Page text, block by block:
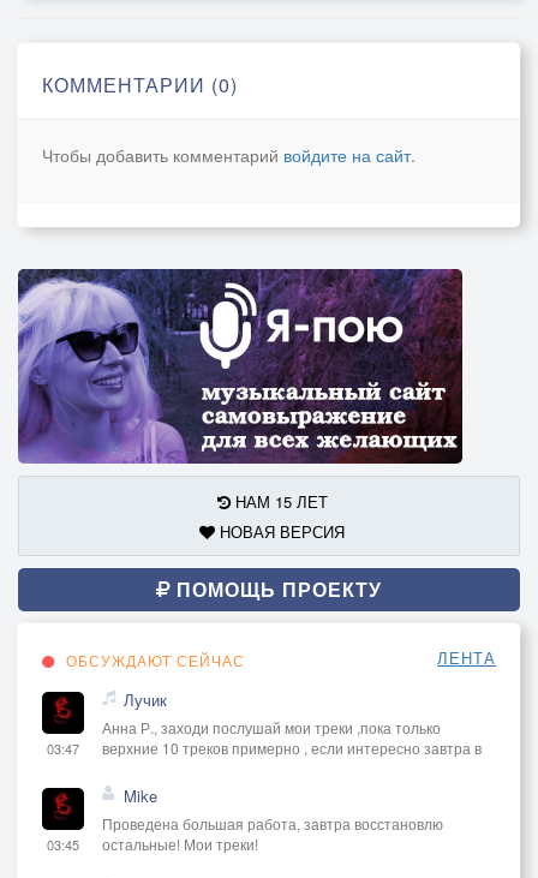
Я тебя украду, как невесту в фате,
Чтобы ахнули все, осуждая меня,
А спустя много лет, по законам судьбы,
Пожалею о той, самой первой мечте,
И за все у тебя попрошу покаяния...
КОММЕНТАРИИ (0)
Чтобы добавить комментарий войдите на сайт.
НАМ 15 ЛЕТ
НОВАЯ ВЕРСИЯ
ПОМОЩЬ ПРОЕКТУ
ОБСУЖДАЮТ СЕЙЧАС ЛЕНТА
03:47
Лучик
Анна Р., заходи послушай мои треки ,пока только
верхние 10 треков примерно , если интересно завтра в
03:45
Mike
Проведена большая работа, завтра восстановлю
остальные! Мои треки!